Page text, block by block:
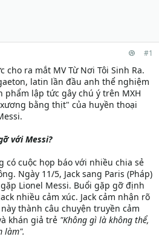
#1
cho ra mắt MV Từ Nơi Tôi Sinh Ra.
latin lần đầu anh thể nghiệm
phẩm lập tức gây chú ý trên MXH
bằng thịt" của huyền thoại
với Messi?
có cuộc họp báo với nhiều chia sẻ
Ngày 11/5, Jack sang Paris (Pháp)
Lionel Messi. Buổi gặp gỡ định
nhiều cảm xúc. Jack cảm nhận rõ
thành câu chuyện truyền cảm
khán giả trẻ "Không gì là không thể,
làm".